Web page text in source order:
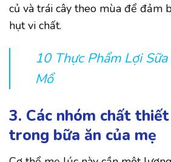
củ và trái cây theo mùa để đảm
hụt vi chất.
10 Thực Phẩm Lợi
Mổ
3. Các nhóm chất
trong bữa ăn của mẹ